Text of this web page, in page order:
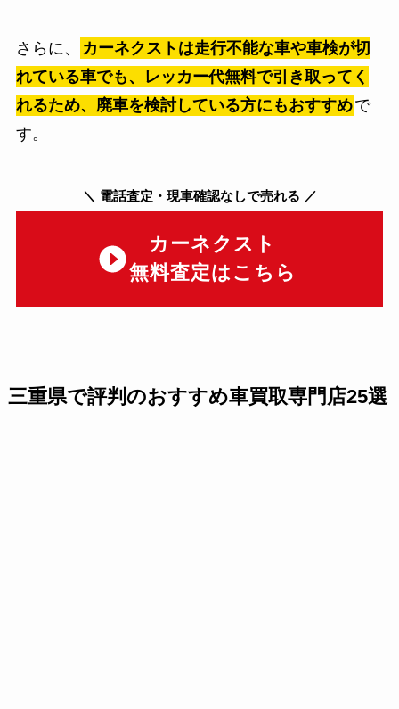
さらに、
カーネクストは走行不能な車や車検が切
れている車でも、レッカー代無料で引き取ってく
れるため、廃車を検討している方にもおすすめで
す。
＼ 電話査定・現車確認なしで売れる ／
カーネクスト
無料査定はこちら
三重県で評判のおすすめ車買取専門店25選